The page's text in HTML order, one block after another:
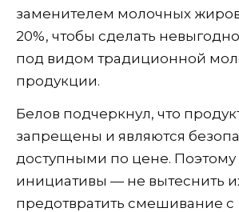
заменителем молочных
20%, чтобы сделать
под видом традиционной
продукции.
Белов подчеркнул, что
запрещены и являются
доступными по цене. Поэтому
инициативы — не вытеснить
предотвратить смешивание с